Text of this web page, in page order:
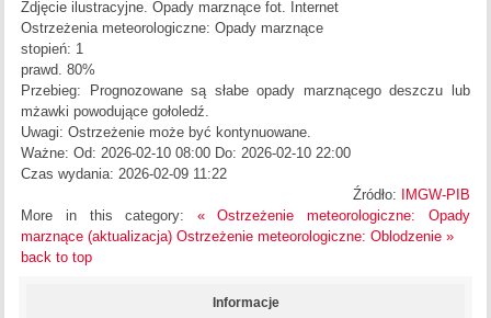
Zdjęcie ilustracyjne. Opady marznące fot. Internet
Ostrzeżenia meteorologiczne: Opady marznące
stopień: 1
prawd. 80%
Przebieg: Prognozowane są słabe opady marznącego deszczu lub
mżawki powodujące gołoledź.
Uwagi: Ostrzeżenie może być kontynuowane.
Ważne: Od: 2026-02-10 08:00 Do: 2026-02-10 22:00
Czas wydania: 2026-02-09 11:22
Źródło: IMGW-PIB
More in this category:
« Ostrzeżenie meteorologiczne: Opady
marznące (aktualizacja) Ostrzeżenie meteorologiczne: Oblodzenie »
back to top
Informacje